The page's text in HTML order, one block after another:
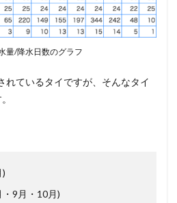
量/降水日数のグラフ
れているタイですが、そんなタイ
9月・10月)